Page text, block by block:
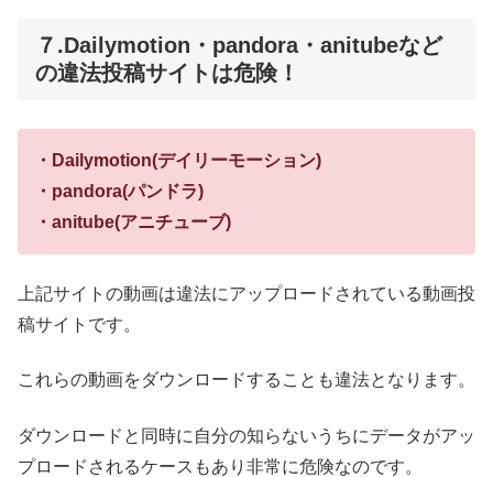
７.Dailymotion・pandora・anitubeなど
の違法投稿サイトは危険！
・Dailymotion(デイリーモーション)
・pandora(パンドラ)
・anitube(アニチューブ)
上記サイトの動画は違法にアップロードされている動画投
稿サイトです。
これらの動画をダウンロードすることも違法となります。
ダウンロードと同時に自分の知らないうちにデータがアッ
プロードされるケースもあり非常に危険なのです。